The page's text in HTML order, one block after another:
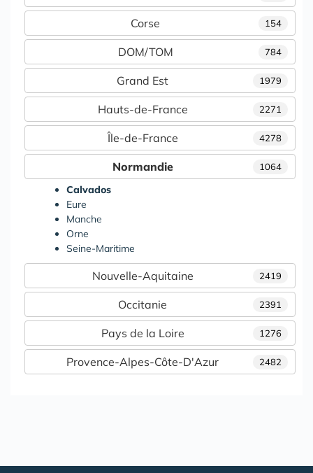
154
Corse
784
DOM/TOM
1979
Grand Est
2271
Hauts-de-France
4278
Île-de-France
1064
Normandie
Calvados
Eure
Manche
Orne
Seine-Maritime
2419
Nouvelle-Aquitaine
2391
Occitanie
1276
Pays de la Loire
2482
Provence-Alpes-Côte-D'Azur